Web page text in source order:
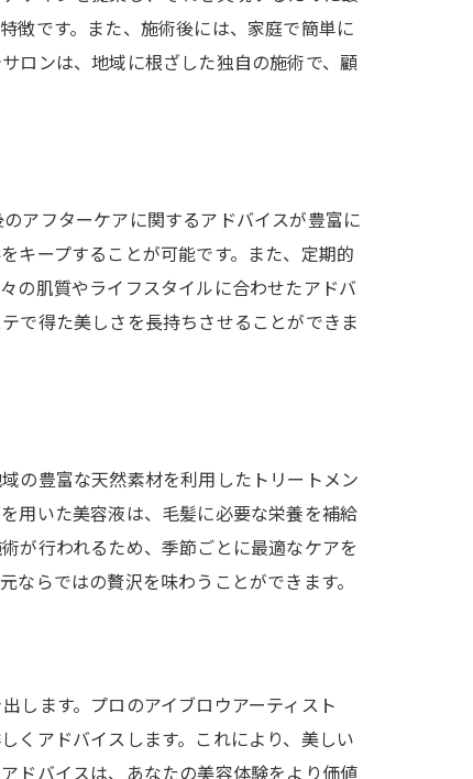
徴です。また、施術後には、家庭で簡単に
ロンは、地域に根ざした独自の施術で、顧
アフターケアに関するアドバイスが豊富に
キープすることが可能です。また、定期的
の肌質やライフスタイルに合わせたアドバ
で得た美しさを長持ちさせることができま
の豊富な天然素材を利用したトリートメン
用いた美容液は、毛髪に必要な栄養を補給
が行われるため、季節ごとに最適なケアを
らではの贅沢を味わうことができます。
します。プロのアイブロウアーティスト
くアドバイスします。これにより、美しい
ドバイスは、あなたの美容体験をより価値